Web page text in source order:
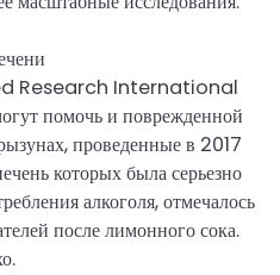
Research International
помочь и поврежденной
проведенные в 2017
которых была серьезно
алкоголя, отмечалось
после лимонного сока.